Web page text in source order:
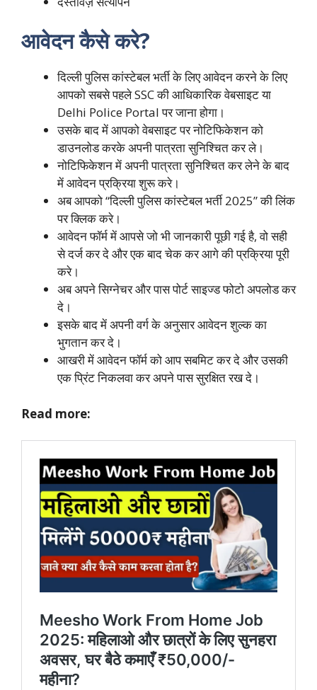
आवेदन कैसे करे?
दिल्ली पुलिस कांस्टेबल भर्ती के लिए आवेदन करने के लिए
आपको सबसे पहले SSC की आधिकारिक वेबसाइट या
Delhi Police Portal पर जाना होगा।
उसके बाद में आपको वेबसाइट पर नोटिफिकेशन को
डाउनलोड करके अपनी पात्रता सुनिश्चित कर ले।
नोटिफिकेशन में अपनी पात्रता सुनिश्चित कर लेने के बाद
में आवेदन प्रक्रिया शुरू करे।
अब आपको “दिल्ली पुलिस कांस्टेबल भर्ती 2025” की लिंक
पर क्लिक करे।
आवेदन फॉर्म में आपसे जो भी जानकारी पूछी गई है, वो सही
से दर्ज कर दे और एक बाद चेक कर आगे की प्रक्रिया पूरी
करे।
अब अपने सिग्नेचर और पास पोर्ट साइज्ड फोटो अपलोड कर
दे।
इसके बाद में अपनी वर्ग के अनुसार आवेदन शुल्क का
भुगतान कर दे।
आखरी में आवेदन फॉर्म को आप सबमिट कर दे और उसकी
एक प्रिंट निकलवा कर अपने पास सुरक्षित रख दे।
Read more: